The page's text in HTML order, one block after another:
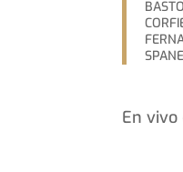
En